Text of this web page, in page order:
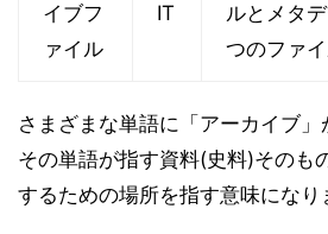
イブフ
ァイル
IT
ルとメタ
つのファ
さまざまな単語に「アーカイブ」
その単語が指す資料(史料)そのも
するための場所を指す意味になり